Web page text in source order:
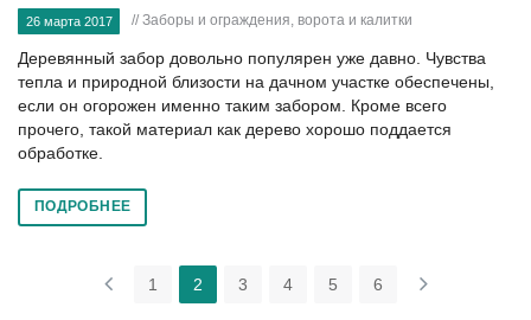
26 марта 2017 // Заборы и ограждения, ворота и калитки
Деревянный забор довольно популярен уже давно. Чувства
тепла и природной близости на дачном участке обеспечены,
если он огорожен именно таким забором. Кроме всего
прочего, такой материал как дерево хорошо поддается
обработке.
ПОДРОБНЕЕ
1 2 3 4 5 6